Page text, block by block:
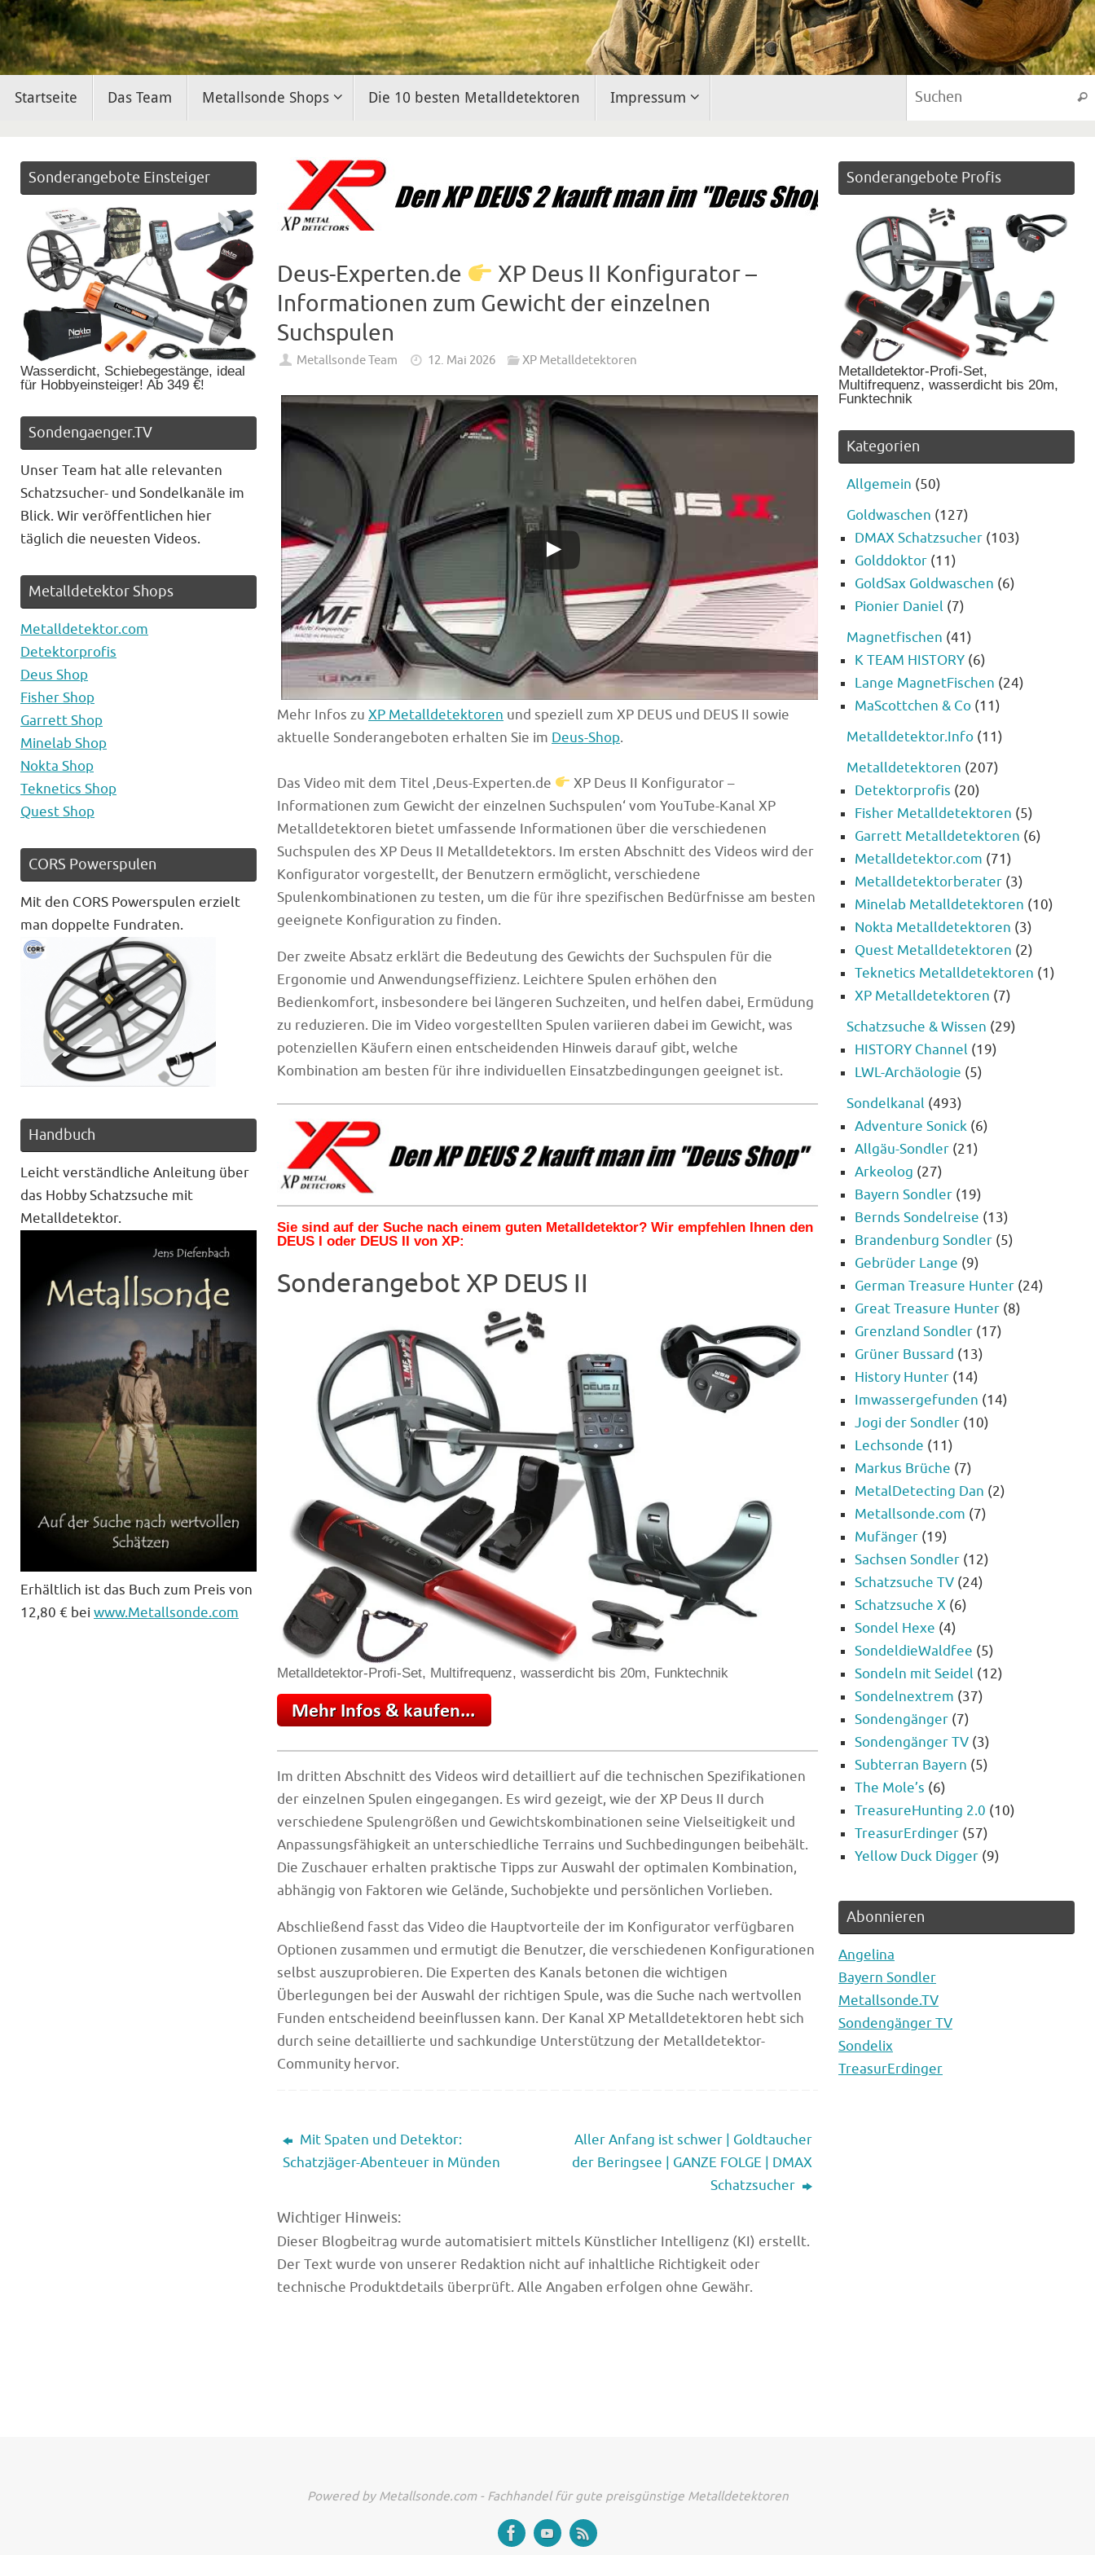
InhaltStartseite Das Team Metallsonde Shops Die 10 besten Metalldetektoren Impressum
Deus-Experten.de
XP Deus II Konfigurator –
Informationen zum Gewicht der einzelnen
Suchspulen
Metallsonde Team 12. Mai 2026 XP Metalldetektoren
Mehr Infos zu XP Metalldetektoren und speziell zum XP DEUS und DEUS II sowie
aktuelle Sonderangeboten erhalten Sie im Deus-Shop.
Das Video mit dem Titel ‚Deus-Experten.de
XP Deus II Konfigurator –
Informationen zum Gewicht der einzelnen Suchspulen‘ vom YouTube-Kanal XP
Metalldetektoren bietet umfassende Informationen über die verschiedenen
Suchspulen des XP Deus II Metalldetektors. Im ersten Abschnitt des Videos wird der
Konfigurator vorgestellt, der Benutzern ermöglicht, verschiedene
Spulenkombinationen zu testen, um die für ihre spezifischen Bedürfnisse am besten
geeignete Konfiguration zu finden.
Der zweite Absatz erklärt die Bedeutung des Gewichts der Suchspulen für die
Ergonomie und Anwendungseffizienz. Leichtere Spulen erhöhen den
Bedienkomfort, insbesondere bei längeren Suchzeiten, und helfen dabei, Ermüdung
zu reduzieren. Die im Video vorgestellten Spulen variieren dabei im Gewicht, was
potenziellen Käufern einen entscheidenden Hinweis darauf gibt, welche
Kombination am besten für ihre individuellen Einsatzbedingungen geeignet ist.
Sie sind auf der Suche nach einem guten Metalldetektor? Wir empfehlen Ihnen den
DEUS I oder DEUS II von XP:
Sonderangebot XP DEUS II
Metalldetektor-Profi-Set, Multifrequenz, wasserdicht bis 20m, Funktechnik
Im dritten Abschnitt des Videos wird detailliert auf die technischen Spezifikationen
der einzelnen Spulen eingegangen. Es wird gezeigt, wie der XP Deus II durch
verschiedene Spulengrößen und Gewichtskombinationen seine Vielseitigkeit und
Anpassungsfähigkeit an unterschiedliche Terrains und Suchbedingungen beibehält.
Die Zuschauer erhalten praktische Tipps zur Auswahl der optimalen Kombination,
abhängig von Faktoren wie Gelände, Suchobjekte und persönlichen Vorlieben.
Abschließend fasst das Video die Hauptvorteile der im Konfigurator verfügbaren
Optionen zusammen und ermutigt die Benutzer, die verschiedenen Konfigurationen
selbst auszuprobieren. Die Experten des Kanals betonen die wichtigen
Überlegungen bei der Auswahl der richtigen Spule, was die Suche nach wertvollen
Funden entscheidend beeinflussen kann. Der Kanal XP Metalldetektoren hebt sich
durch seine detaillierte und sachkundige Unterstützung der Metalldetektor-
Community hervor.
Mit Spaten und Detektor:
Schatzjäger-Abenteuer in Münden
Aller Anfang ist schwer | Goldtaucher
der Beringsee | GANZE FOLGE | DMAX
Schatzsucher
Wichtiger Hinweis:
Dieser Blogbeitrag wurde automatisiert mittels Künstlicher Intelligenz (KI) erstellt.
Der Text wurde von unserer Redaktion nicht auf inhaltliche Richtigkeit oder
technische Produktdetails überprüft. Alle Angaben erfolgen ohne Gewähr.
Sonderangebote Einsteiger
Wasserdicht, Schiebegestänge, ideal
für Hobbyeinsteiger! Ab 349 €!
Sondengaenger.TV
Unser Team hat alle relevanten
Schatzsucher- und Sondelkanäle im
Blick. Wir veröffentlichen hier
täglich die neuesten Videos.
Metalldetektor Shops
Metalldetektor.com
Detektorprofis
Deus Shop
Fisher Shop
Garrett Shop
Minelab Shop
Nokta Shop
Teknetics Shop
Quest Shop
CORS Powerspulen
Mit den CORS Powerspulen erzielt
man doppelte Fundraten.
Handbuch
Leicht verständliche Anleitung über
das Hobby Schatzsuche mit
Metalldetektor.
Erhältlich ist das Buch zum Preis von
12,80 € bei www.Metallsonde.com
Sonderangebote Profis
Metalldetektor-Profi-Set,
Multifrequenz, wasserdicht bis 20m,
Funktechnik
Kategorien
Allgemein (50)
Goldwaschen (127)
DMAX Schatzsucher (103)
Golddoktor (11)
GoldSax Goldwaschen (6)
Pionier Daniel (7)
Magnetfischen (41)
K TEAM HISTORY (6)
Lange MagnetFischen (24)
MaScottchen & Co (11)
Metalldetektor.Info (11)
Metalldetektoren (207)
Detektorprofis (20)
Fisher Metalldetektoren (5)
Garrett Metalldetektoren (6)
Metalldetektor.com (71)
Metalldetektorberater (3)
Minelab Metalldetektoren (10)
Nokta Metalldetektoren (3)
Quest Metalldetektoren (2)
Teknetics Metalldetektoren (1)
XP Metalldetektoren (7)
Schatzsuche & Wissen (29)
HISTORY Channel (19)
LWL-Archäologie (5)
Sondelkanal (493)
Adventure Sonick (6)
Allgäu-Sondler (21)
Arkeolog (27)
Bayern Sondler (19)
Bernds Sondelreise (13)
Brandenburg Sondler (5)
Gebrüder Lange (9)
German Treasure Hunter (24)
Great Treasure Hunter (8)
Grenzland Sondler (17)
Grüner Bussard (13)
History Hunter (14)
Imwassergefunden (14)
Jogi der Sondler (10)
Lechsonde (11)
Markus Brüche (7)
MetalDetecting Dan (2)
Metallsonde.com (7)
Mufänger (19)
Sachsen Sondler (12)
Schatzsuche TV (24)
Schatzsuche X (6)
Sondel Hexe (4)
SondeldieWaldfee (5)
Sondeln mit Seidel (12)
Sondelnextrem (37)
Sondengänger (7)
Sondengänger TV (3)
Subterran Bayern (5)
The Mole’s (6)
TreasureHunting 2.0 (10)
TreasurErdinger (57)
Yellow Duck Digger (9)
Abonnieren
Angelina
Bayern Sondler
Metallsonde.TV
Sondengänger TV
Sondelix
TreasurErdinger
Powered by Metallsonde.com - Fachhandel für gute preisgünstige Metalldetektoren